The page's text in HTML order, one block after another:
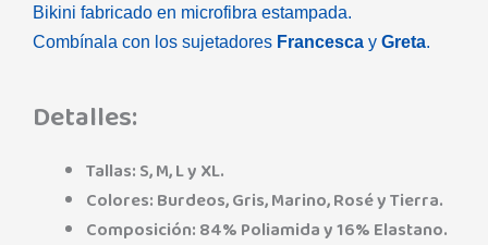
Bikini fabricado en microfibra estampada.
Combínala con los sujetadores Francesca y Greta.
Detalles:
Tallas: S, M, L y XL.
Colores: Burdeos, Gris, Marino, Rosé y Tierra.
Composición: 84% Poliamida y 16% Elastano.